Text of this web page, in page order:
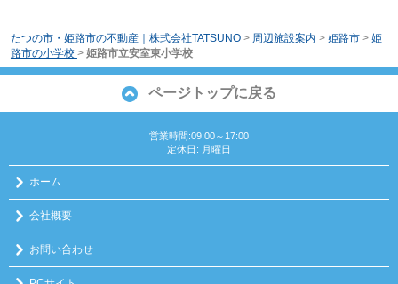
たつの市・姫路市の不動産｜株式会社TATSUNO > 周辺施設案内 > 姫路市 > 姫
路市の小学校 > 姫路市立安室東小学校
ページトップに戻る
営業時間:09:00～17:00
定休日: 月曜日
ホーム
会社概要
お問い合わせ